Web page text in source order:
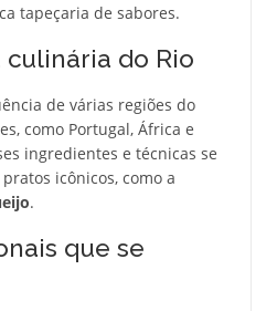
tapeçaria de sabores.
culinária do Rio
de várias regiões do
como Portugal, África e
ingredientes e técnicas se
icônicos, como a
.
que se